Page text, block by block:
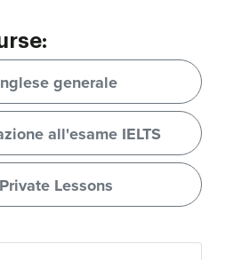
generale
all'esame IELTS
Private Lessons